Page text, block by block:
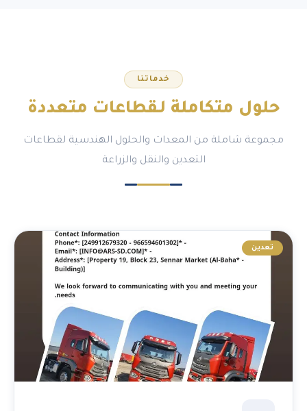
خدماتنا
حلول متكاملة لـقطاعات متعددة
مجموعة شاملة من المعدات والحلول الهندسية لقطاعات
التعدين والنقل والزراعة
تعدين